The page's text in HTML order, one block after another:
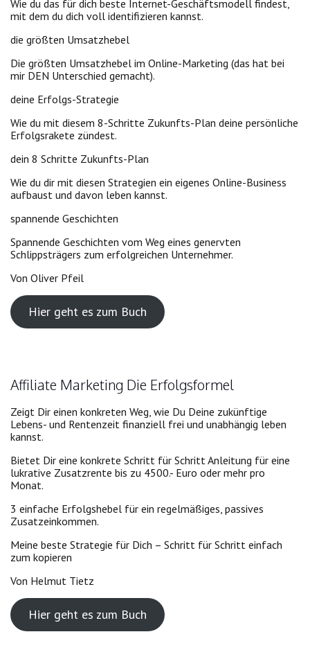
Wie du das für dich beste Internet-Geschäftsmodell findest,
mit dem du dich voll identifizieren kannst.
die größten Umsatzhebel
Die größten Umsatzhebel im Online-Marketing (das hat bei
mir DEN Unterschied gemacht).
deine Erfolgs-Strategie
Wie du mit diesem 8-Schritte Zukunfts-Plan deine persönliche
Erfolgsrakete zündest.
dein 8 Schritte Zukunfts-Plan
Wie du dir mit diesen Strategien ein eigenes Online-Business
aufbaust und davon leben kannst.
spannende Geschichten
Spannende Geschichten vom Weg eines genervten
Schlippsträgers zum erfolgreichen Unternehmer.
Von Oliver Pfeil
Hier geht es zum Buch
Affiliate Marketing Die Erfolgsformel
Zeigt Dir einen konkreten Weg, wie Du Deine zukünftige
Lebens- und Rentenzeit finanziell frei und unabhängig leben
kannst.
Bietet Dir eine konkrete Schritt für Schritt Anleitung für eine
lukrative Zusatzrente bis zu 4500.- Euro oder mehr pro
Monat.
3 einfache Erfolgshebel für ein regelmäßiges, passives
Zusatzeinkommen.
Meine beste Strategie für Dich – Schritt für Schritt einfach
zum kopieren
Von Helmut Tietz
Hier geht es zum Buch